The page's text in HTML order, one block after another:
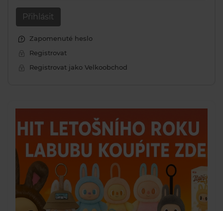
Přihlásit
Zapomenuté heslo
Registrovat
Registrovat jako Velkoobchod